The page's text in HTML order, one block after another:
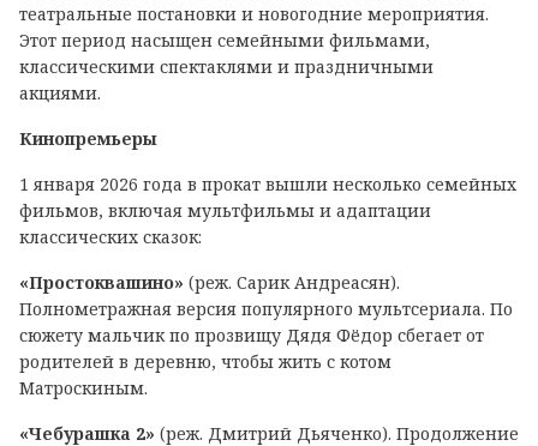
театральные постановки и новогодние мероприятия.
Этот период насыщен семейными фильмами,
классическими спектаклями и праздничными
акциями.
Кинопремьеры
1 января 2026 года в прокат вышли несколько семейных
фильмов, включая мультфильмы и адаптации
классических сказок:
«Простоквашино» (реж. Сарик Андреасян).
Полнометражная версия популярного мультсериала. По
сюжету мальчик по прозвищу Дядя Фёдор сбегает от
родителей в деревню, чтобы жить с котом
Матроскиным.
«Чебурашка 2» (реж. Дмитрий Дьяченко). Продолжение